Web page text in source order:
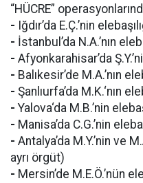
“HÜCRE”
- Iğdır’da E.Ç.’nin
- İstanbul’da N.A.’nın
- Afyonkarahisar’da
- Balıkesir’de M.A.’nın
- Şanlıurfa’da M.K.‘nın
- Yalova‘da M.B.’nin
- Manisa’da C.G.’nin
- Antalya’da M.Y.’nin ve
ayrı örgüt)
- Mersin’de M.E.Ö.’nün